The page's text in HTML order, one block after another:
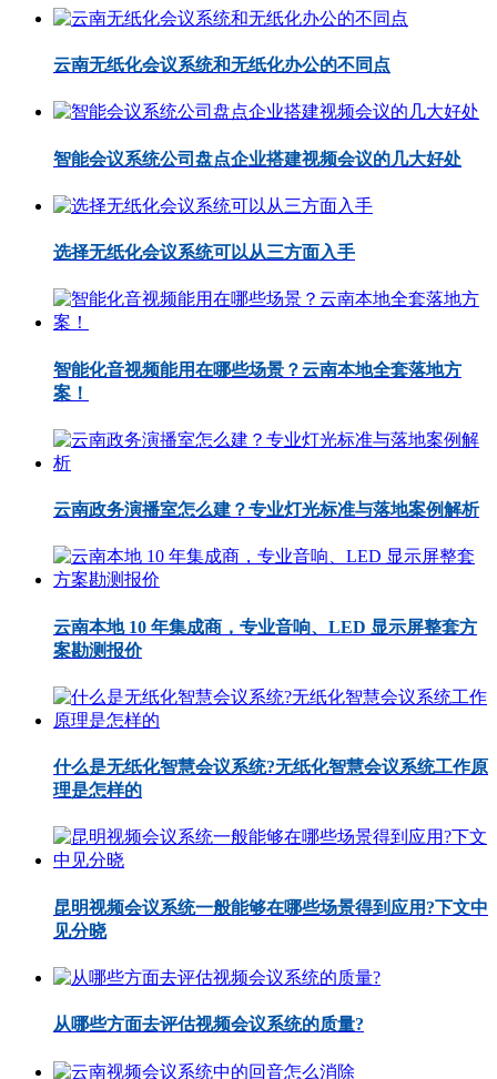
云南无纸化会议系统和无纸化办公的不同点
智能会议系统公司盘点企业搭建视频会议的几大好处
选择无纸化会议系统可以从三方面入手
智能化音视频能用在哪些场景？云南本地全套落地方
案！
云南政务演播室怎么建？专业灯光标准与落地案例解析
云南本地 10 年集成商，专业音响、LED 显示屏整套方
案勘测报价
什么是无纸化智慧会议系统?无纸化智慧会议系统工作原
理是怎样的
昆明视频会议系统一般能够在哪些场景得到应用?下文中
见分晓
从哪些方面去评估视频会议系统的质量?